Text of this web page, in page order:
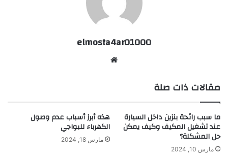
elmosta4ar01000
مقالات ذات صلة
ما سبب رائحة بنزين داخل السيارة
عند تشغيل المكيف وكيف يمكن
حل المشكلة؟
مارس 10, 2024
هذه أبرز أسباب عدم وصول
الكهرباء للبواجي
مارس 18, 2024